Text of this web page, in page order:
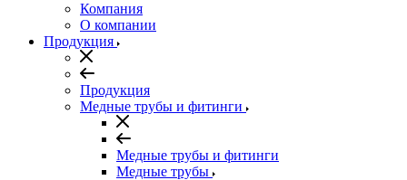
Компания
О компании
Продукция
Продукция
Медные трубы и фитинги
Медные трубы и фитинги
Медные трубы